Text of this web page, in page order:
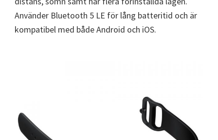
Använder Bluetooth 5 LE för lång batteritid och är
kompatibel med både Android och iOS.